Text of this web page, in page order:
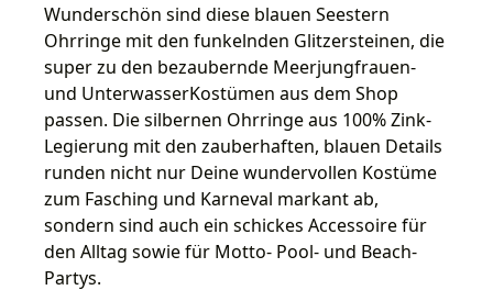
Wunderschön sind diese blauen Seestern
Ohrringe mit den funkelnden Glitzersteinen, die
super zu den bezaubernde Meerjungfrauen-
und UnterwasserKostümen aus dem Shop
passen. Die silbernen Ohrringe aus 100% Zink-
Legierung mit den zauberhaften, blauen Details
runden nicht nur Deine wundervollen Kostüme
zum Fasching und Karneval markant ab,
sondern sind auch ein schickes Accessoire für
den Alltag sowie für Motto- Pool- und Beach-
Partys.